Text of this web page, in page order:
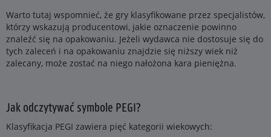
Warto tutaj wspomnieć, że gry klasyfikowane przez specjalistów,
którzy wskazują producentowi, jakie oznaczenie powinno
znaleźć się na opakowaniu. Jeżeli wydawca nie dostosuje się do
tych zaleceń i na opakowaniu znajdzie się niższy wiek niż
zalecany, może zostać na niego nałożona kara pieniężna.
Jak odczytywać symbole PEGI?
Klasyfikacja PEGI zawiera pięć kategorii wiekowych: